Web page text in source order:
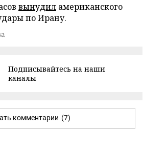
вынудил американского
по Ирану.
Подписывайтесь на наши
каналы
комментарии (7)